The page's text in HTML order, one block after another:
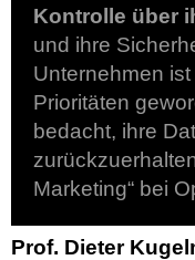
Kontrolle über
und ihre
Unternehmen
Prioritäten
bedacht, ihre
Marketing“ bei
Prof. Dieter